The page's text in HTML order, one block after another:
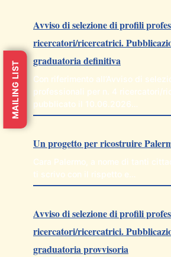
Avviso di selezione di profili
ricercatori/ricercatrici.
graduatoria definitiva
Con riferimento all’Avviso di
professionali per n. 4 ricercatori/
pubblicato il 10.06.2026…
Un progetto per ricostruire
Cara Palermo, a nome di tanti
ti scrivo con il rispetto e…
Avviso di selezione di profili
ricercatori/ricercatrici.
graduatoria provvisoria
MAILING LIST